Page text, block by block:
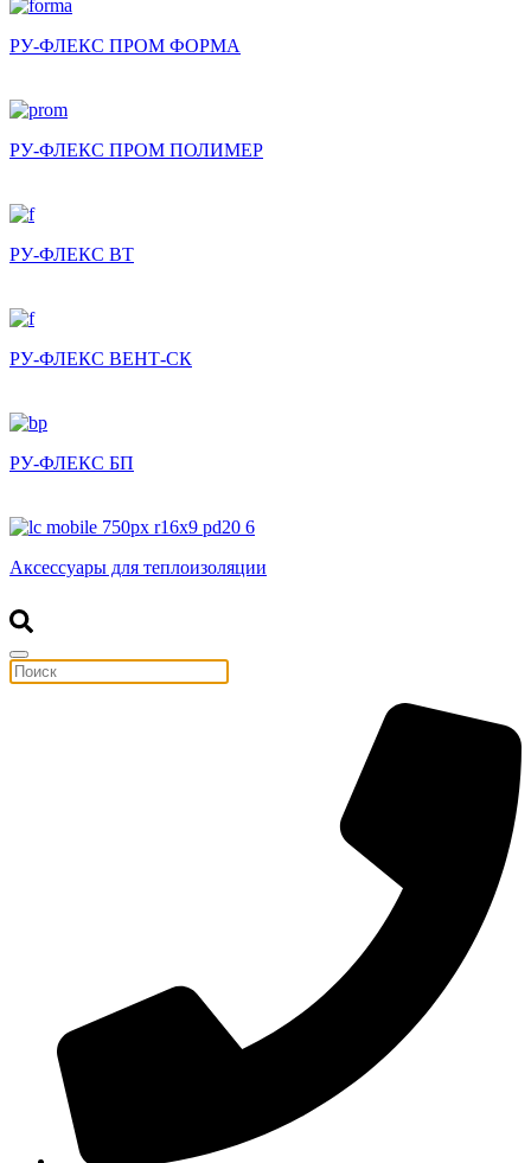
РУ-ФЛЕКС ПРОМ ФОРМА
РУ-ФЛЕКС ПРОМ ПОЛИМЕР
РУ-ФЛЕКС ВТ
РУ-ФЛЕКС ВЕНТ-СК
РУ-ФЛЕКС БП
Аксессуары для теплоизоляции